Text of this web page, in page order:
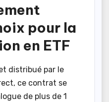
pour la
en ETF
distribué par le
ce contrat se
de plus de 1